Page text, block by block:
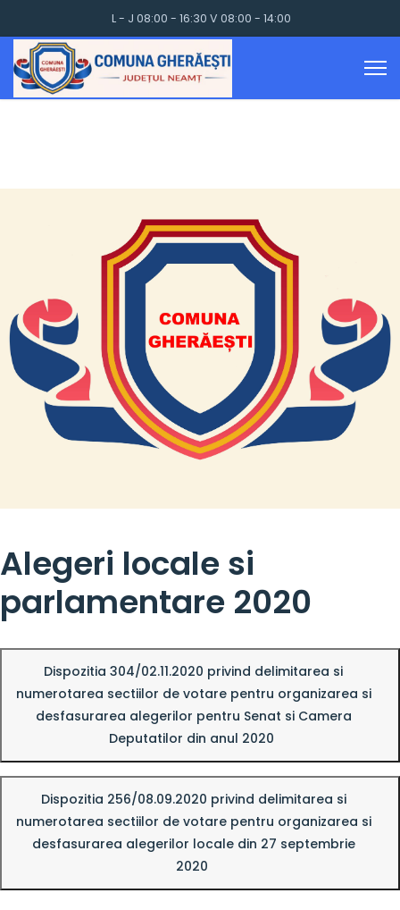
L - J 08:00 - 16:30 V 08:00 - 14:00
Alegeri locale si
parlamentare 2020
Dispozitia 304/02.11.2020 privind delimitarea si
numerotarea sectiilor de votare pentru organizarea si
desfasurarea alegerilor pentru Senat si Camera
Deputatilor din anul 2020
Dispozitia 256/08.09.2020 privind delimitarea si
numerotarea sectiilor de votare pentru organizarea si
desfasurarea alegerilor locale din 27 septembrie
2020